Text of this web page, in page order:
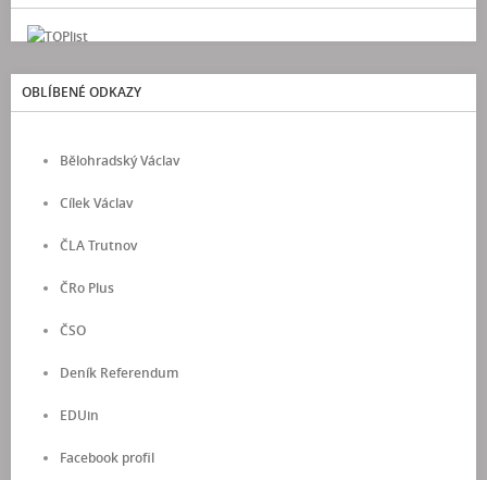
OBLÍBENÉ ODKAZY
Bělohradský Václav
Cílek Václav
ČLA Trutnov
ČRo Plus
ČSO
Deník Referendum
EDUin
Facebook profil